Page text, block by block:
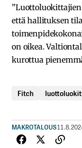
että hallituksen
on oikea.
kurottua
Fitch
MAKROTALOUS